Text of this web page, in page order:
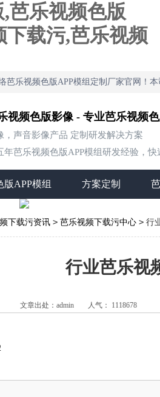
芭乐视频色版
下载污,芭乐视频
乐视频色版APP模组定制厂家官网！
视频色版影像 - 专业芭乐视频
，声音影像产品 定制研发解决方案
芭乐视频色版APP模组研发经验，快
版APP模组 方案定制
下载污资讯 > 芭乐视频下载污中心 > 行
行业芭乐视
文章出处：admin 人气： 1118678